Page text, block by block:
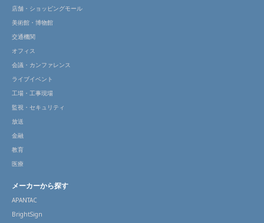
店舗・ショッピングモール
美術館・博物館
交通機関
オフィス
会議・カンファレンス
ライブイベント
工場・工事現場
監視・セキュリティ
放送
金融
教育
医療
メーカーから探す
APANTAC
BrightSign